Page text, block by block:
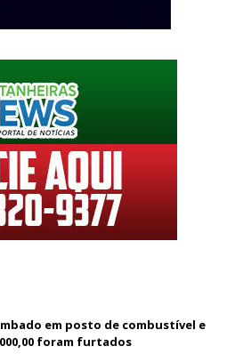
em posto de combustível e
foram furtados